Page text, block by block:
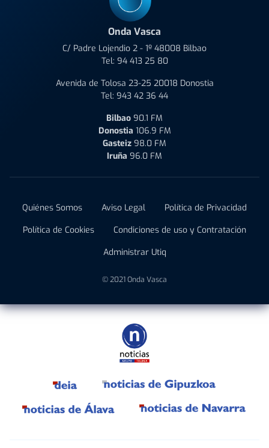
Onda Vasca
C/ Padre Lojendio 2 - 1º 48008 Bilbao
Tel: 94 413 25 80
Avenida de Tolosa 23-25 20018 Donostia
Tel: 943 42 36 44
Bilbao 90.1 FM
Donostia 106.9 FM
Gasteiz 98.0 FM
Iruña 96.0 FM
Quiénes Somos Aviso Legal
Política de Privacidad
Política de Cookies
Condiciones de uso y Contratación
Administrar Utiq
© 2021 Onda Vasca